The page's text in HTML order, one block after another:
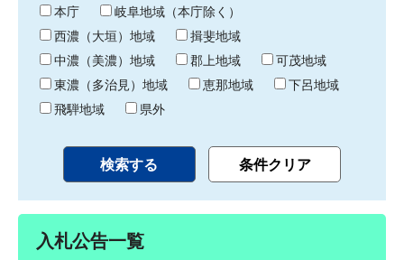
わ
り
本庁
岐阜地域（本庁除く）
西濃（大垣）地域
揖斐地域
中濃（美濃）地域
郡上地域
可茂地域
東濃（多治見）地域
恵那地域
下呂地域
飛騨地域
県外
入札公告一覧